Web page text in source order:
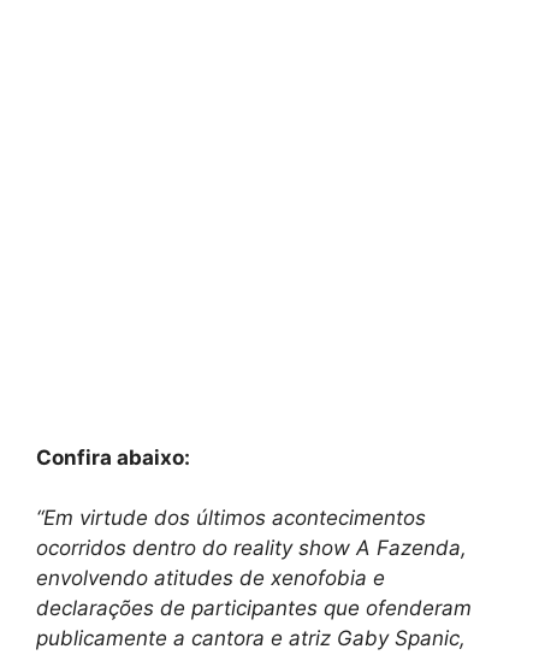
Confira abaixo:
“Em virtude dos últimos acontecimentos
ocorridos dentro do reality show A Fazenda,
envolvendo atitudes de xenofobia e
declarações de participantes que ofenderam
publicamente a cantora e atriz Gaby Spanic,